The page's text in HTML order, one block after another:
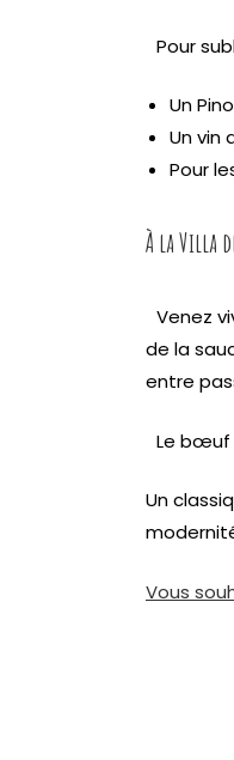
Pour
Un
Un vin
Pour
À la Villa
Venez
de la
entre
Le bœuf
Un
Vous